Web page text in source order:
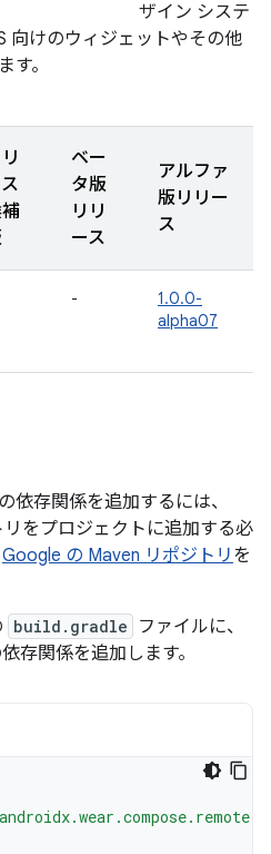
ザイン システ
向けのウィジェットやその他
す。
ベー
タ版
リリ
ース
アルファ
版リリー
ス
-
1.0.0-
alpha07
存関係を追加するには、
をプロジェクトに追加する必
Google の Maven リポジトリ を
build.gradle
ファイルに、
存関係を追加します。